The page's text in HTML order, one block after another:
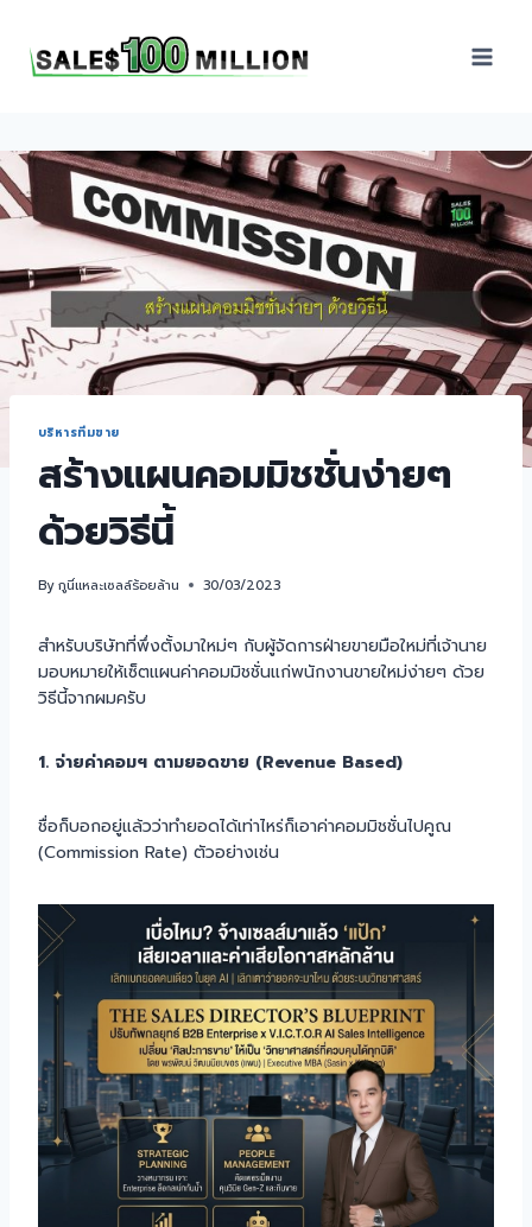
บริหารทีมขาย
สร้างแผนคอมมิชชั่นง่ายๆ
ด้วยวิธีนี้
Byกูนี่แหละเซลล์ร้อยล้าน 30/03/2023
สำหรับบริษัทที่พึ่งตั้งมาใหม่ๆ กับผู้จัดการฝ่ายขายมือใหม่ที่เจ้านาย
มอบหมายให้เซ็ตแผนค่าคอมมิชชั่นแก่พนักงานขายใหม่ง่ายๆ ด้วย
วิธีนี้จากผมครับ
1. จ่ายค่าคอมฯ ตามยอดขาย (Revenue Based)
ชื่อก็บอกอยู่แล้วว่าทำยอดได้เท่าไหร่ก็เอาค่าคอมมิชชั่นไปคูณ
(Commission Rate) ตัวอย่างเช่น